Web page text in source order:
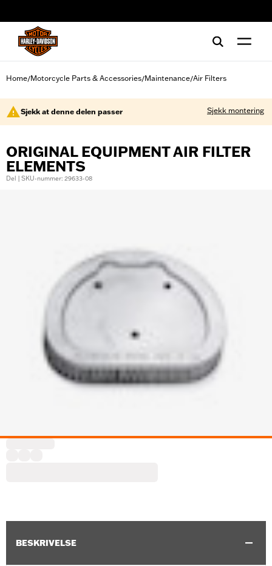
Home/Motorcycle Parts & Accessories/Maintenance/Air Filters
Sjekk at denne delen passer Sjekk montering
ORIGINAL EQUIPMENT AIR FILTER
ELEMENTS
Del | SKU-nummer: 29633-08
BESKRIVELSE